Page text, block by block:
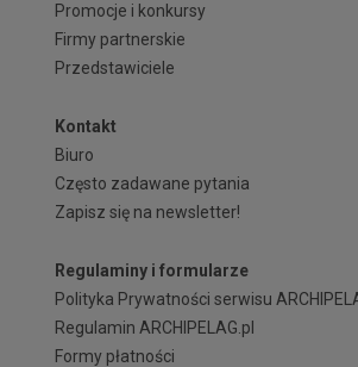
Promocje i konkursy
Firmy partnerskie
Przedstawiciele
Kontakt
Biuro
Często zadawane pytania
Zapisz się na newsletter!
Regulaminy i formularze
Polityka Prywatności serwisu
Regulamin ARCHIPELAG.pl
Formy płatności